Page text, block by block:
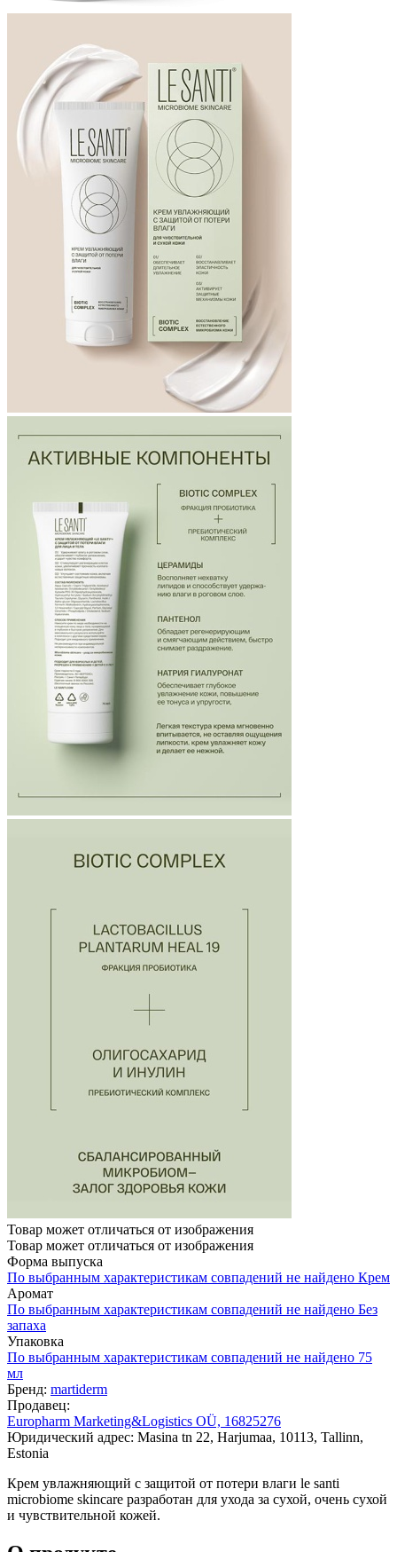
Товар может отличаться от изображения
Товар может отличаться от изображения
Форма выпуска
По выбранным характеристикам совпадений не найдено Крем
Аромат
По выбранным характеристикам совпадений не найдено Без
запаха
Упаковка
По выбранным характеристикам совпадений не найдено 75
мл
Бренд: martiderm
Продавец:
Europharm Marketing&Logistics OÜ, 16825276
Юридический адрес: Masina tn 22, Harjumaa, 10113, Tallinn,
Estonia
Крем увлажняющий с защитой от потери влаги le santi
microbiome skincare разработан для ухода за сухой, очень сухой
и чувствительной кожей.